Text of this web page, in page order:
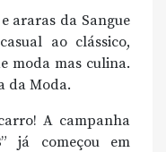
araras da Sangue
ao clássico,
moda mas culina.
da Moda.
A campanha
já começou em